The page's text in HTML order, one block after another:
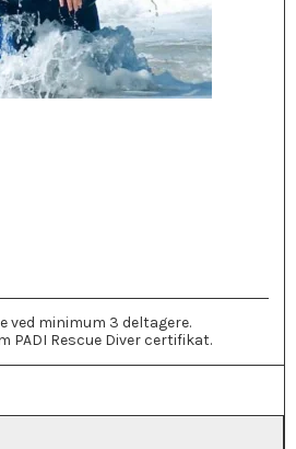
ved minimum 3 deltagere.
PADI Rescue Diver certifikat.